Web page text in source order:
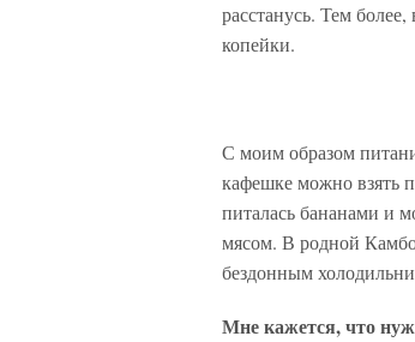
расстанусь. Тем
копейки.
С моим образом
кафешке можно взять
питалась бананами и
мясом. В родной
бездонным
Мне кажется, что